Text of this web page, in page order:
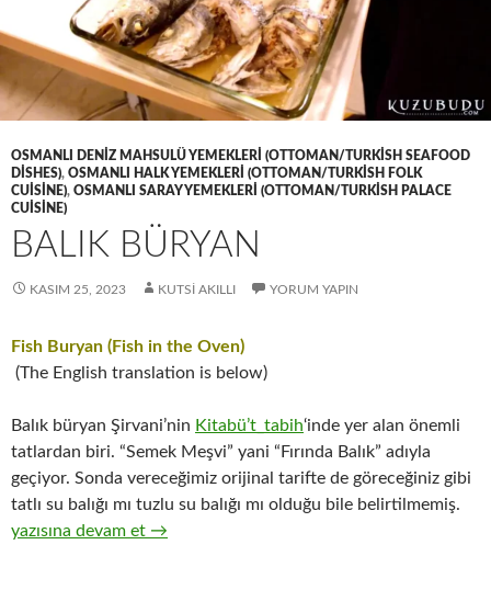
OSMANLI DENIZ MAHSULÜ YEMEKLERI (OTTOMAN/TURKISH SEAFOOD
DISHES), OSMANLI HALK YEMEKLERI (OTTOMAN/TURKISH FOLK
CUISINE), OSMANLI SARAY YEMEKLERI (OTTOMAN/TURKISH PALACE
CUISINE)
BALIK BÜRYAN
KASIM 25, 2023 KUTSI AKILLI YORUM YAPIN
Fish Buryan (Fish in the Oven)
(The English translation is below)
Balık büryan Şirvani’nin Kitabü’t_tabih‘inde yer alan önemli
tatlardan biri. “Semek Meşvi” yani “Fırında Balık” adıyla
geçiyor. Sonda vereceğimiz orijinal tarifte de göreceğiniz gibi
tatlı su balığı mı tuzlu su balığı mı olduğu bile belirtilmemiş.
BALIK BÜRYAN
yazısına devam et →